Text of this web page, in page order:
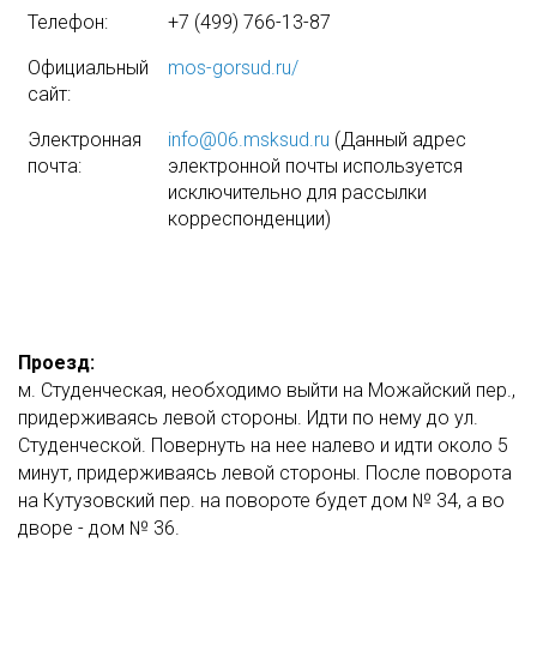
Телефон:
+7 (499) 766-13-87
Официальный
сайт:
mos-gorsud.ru/
Электронная
почта:
info@06.msksud.ru (Данный адрес
электронной почты используется
исключительно для рассылки
корреспонденции)
Проезд:
м. Студенческая, необходимо выйти на Можайский пер.,
придерживаясь левой стороны. Идти по нему до ул.
Студенческой. Повернуть на нее налево и идти около 5
минут, придерживаясь левой стороны. После поворота
на Кутузовский пер. на повороте будет дом № 34, а во
дворе - дом № 36.